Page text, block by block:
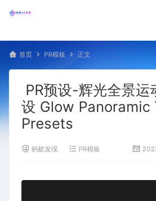
首页 PR模板 正文
PR预设-辉光全景运
设 Glow Panoramic
Presets
蚂蚁发现 PR模板